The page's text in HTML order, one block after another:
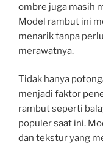
ombre juga masih
Model rambut ini
menarik tanpa
merawatnya.
Tidak hanya
menjadi faktor
rambut seperti
populer saat ini.
dan tekstur yang